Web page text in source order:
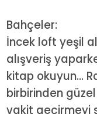
Bahçeler:
İncek loft yeşil
alışveriş
kitap okuyun...
birbirinden
vakit geçirmeyi